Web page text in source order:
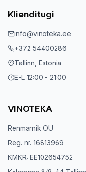
Klienditugi
info@vinoteka.ee
+372 54400286
Tallinn, Estonia
E-L 12:00 - 21:00
VINOTEKA
Renmarnik OÜ
Reg. nr. 16813969
KMKR: EE102654752